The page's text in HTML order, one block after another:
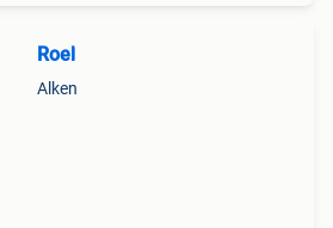
Roel
Alken